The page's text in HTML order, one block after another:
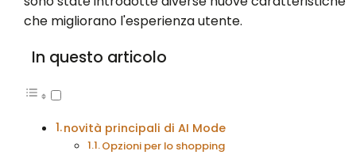
che migliorano l'esperienza utente.
In questo articolo
novità principali di AI Mode
Opzioni per lo shopping